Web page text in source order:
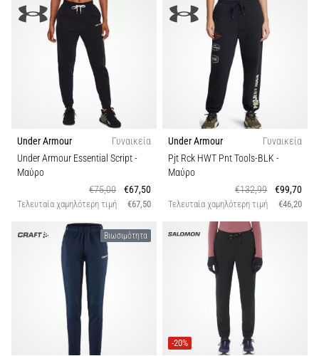
Under Armour
Γυναικεία
Under Armour Essential Script-
Μαύρο
€75,00
€67,50
Τελευταία χαμηλότερη τιμή €67,50
Under Armour
Γυναικεία
Pjt Rck HWT Pnt Tools-BLK-
Μαύρο
€132,99
€99,70
Τελευταία χαμηλότερη τιμή €46,20
Βιωσιμότητα
-20%